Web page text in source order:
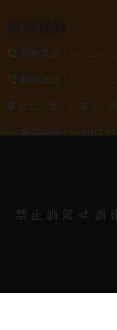
聯絡電話 | 06-223-
聯絡電話 | 07-791-
地址位置 | 高雄市小
電郵信箱 |
2026. All rights
禁止酒駕 酒